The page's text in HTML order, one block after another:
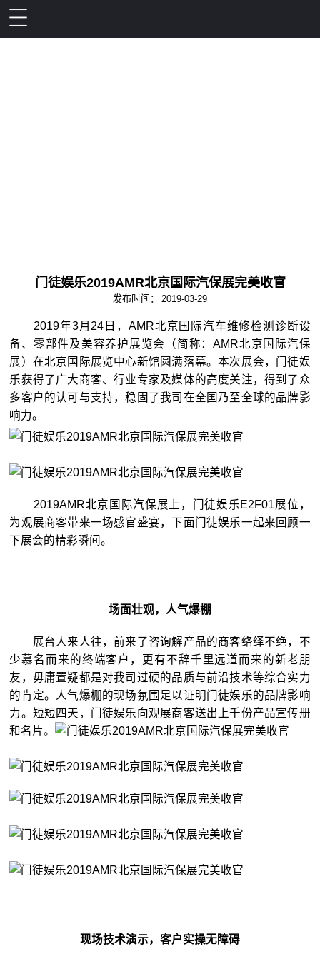
门徒娱乐2019AMR北京国际汽保展完美收官
发布时间： 2019-03-29
2019年3月24日，AMR北京国际汽车维修检测诊断设
备、零部件及美容养护展览会（简称：AMR北京国际汽保
展）在北京国际展览中心新馆圆满落幕。本次展会，门徒娱
乐获得了广大商客、行业专家及媒体的高度关注，得到了众
多客户的认可与支持，稳固了我司在全国乃至全球的品牌影
响力。
2019AMR北京国际汽保展上，门徒娱乐E2F01展位，
为观展商客带来一场感官盛宴，下面门徒娱乐一起来回顾一
下展会的精彩瞬间。
场面壮观，人气爆棚
展台人来人往，前来了咨询解产品的商客络绎不绝，不
少慕名而来的终端客户，更有不辞千里远道而来的新老朋
友，毋庸置疑都是对我司过硬的品质与前沿技术等综合实力
的肯定。人气爆棚的现场氛围足以证明门徒娱乐的品牌影响
力。短短四天，门徒娱乐向观展商客送出上千份产品宣传册
和名片。
现场技术演示，客户实操无障碍